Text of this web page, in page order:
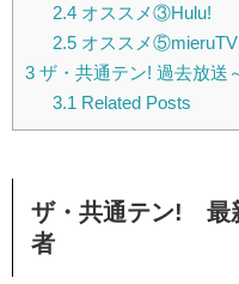
2.4オススメ③Hulu!
2.5オススメ⑤mieruTV
3 ザ・共通テン! 過去放送
3.1 Related Posts
ザ・共通テン! 最
者